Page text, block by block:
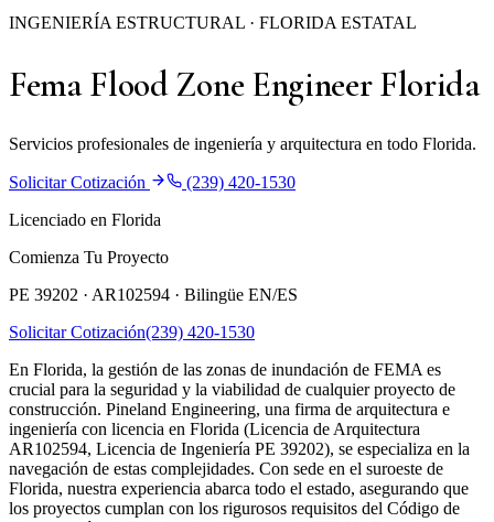
INGENIERÍA ESTRUCTURAL · FLORIDA ESTATAL
Fema Flood Zone Engineer Florida
Servicios profesionales de ingeniería y arquitectura en todo Florida.
Solicitar Cotización
(239) 420-1530
Licenciado en Florida
Comienza Tu Proyecto
PE 39202 · AR102594 · Bilingüe EN/ES
Solicitar Cotización(239) 420-1530
En Florida, la gestión de las zonas de inundación de FEMA es
crucial para la seguridad y la viabilidad de cualquier proyecto de
construcción. Pineland Engineering, una firma de arquitectura e
ingeniería con licencia en Florida (Licencia de Arquitectura
AR102594, Licencia de Ingeniería PE 39202), se especializa en la
navegación de estas complejidades. Con sede en el suroeste de
Florida, nuestra experiencia abarca todo el estado, asegurando que
los proyectos cumplan con los rigurosos requisitos del Código de